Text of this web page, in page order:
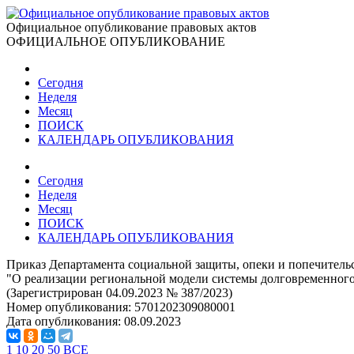
Официальное опубликование правовых актов
ОФИЦИАЛЬНОЕ ОПУБЛИКОВАНИЕ
Сегодня
Неделя
Месяц
ПОИСК
КАЛЕНДАРЬ ОПУБЛИКОВАНИЯ
Сегодня
Неделя
Месяц
ПОИСК
КАЛЕНДАРЬ ОПУБЛИКОВАНИЯ
Приказ Департамента социальной защиты, опеки и
"О реализации региональной модели системы
(Зарегистрирован 04.09.2023 № 387/2023)
Номер опубликования: 5701202309080001
Дата опубликования: 08.09.2023
1 10 20 50 ВСЕ